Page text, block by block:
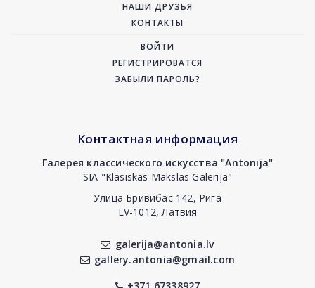
НАШИ ДРУЗЬЯ
КОНТАКТЫ
ВОЙТИ
РЕГИСТРИРОВАТСЯ
ЗАБЫЛИ ПАРОЛЬ?
Контактная информация
Галерея классического искусства "Antonija"
SIA "Klasiskās Mākslas Galerija"
Улица Бривибас 142, Рига
LV-1012, Латвия
galerija@antonia.lv
gallery.antonia@gmail.com